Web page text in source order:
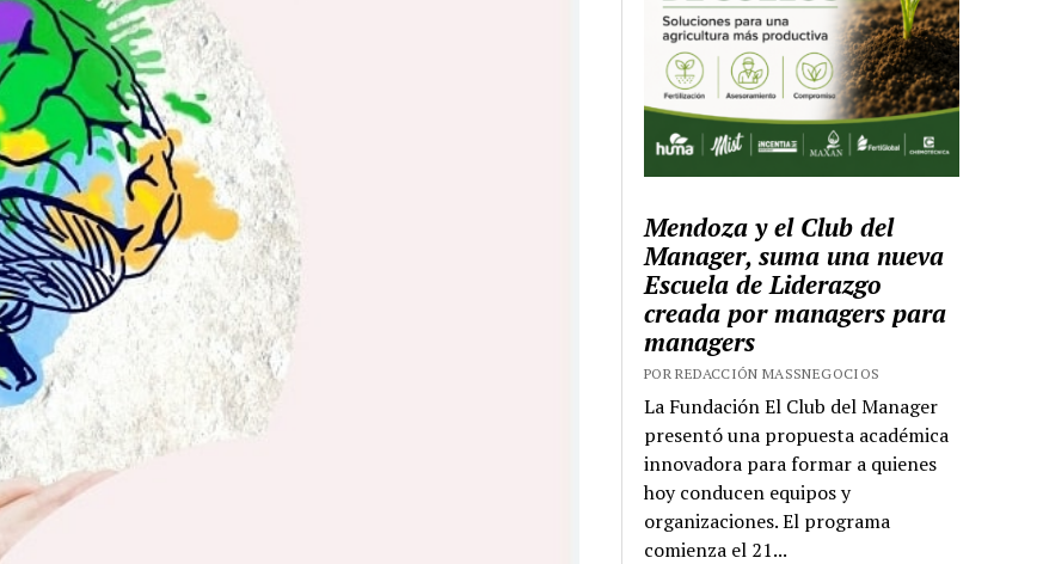
Mendoza y el Club del
Manager, suma una nueva
Escuela de Liderazgo
creada por managers para
managers
POR REDACCIÓN MASSNEGOCIOS
La Fundación El Club del Manager
presentó una propuesta académica
innovadora para formar a quienes
hoy conducen equipos y
organizaciones. El programa
comienza el 21...